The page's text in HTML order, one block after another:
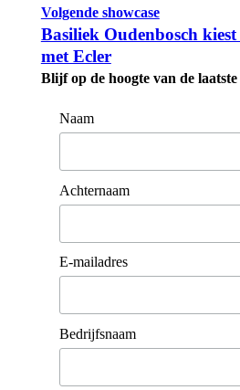
Volgende showcase
Basiliek Oudenbosch
met Ecler
Blijf op de hoogte van de laatste
Naam
Achternaam
E-mailadres
Bedrijfsnaam